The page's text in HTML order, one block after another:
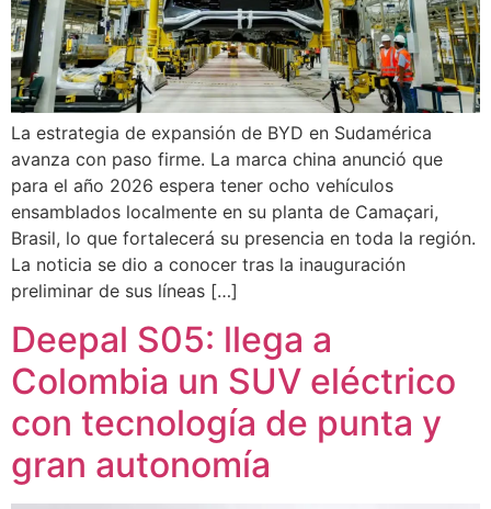
La estrategia de expansión de BYD en Sudamérica
avanza con paso firme. La marca china anunció que
para el año 2026 espera tener ocho vehículos
ensamblados localmente en su planta de Camaçari,
Brasil, lo que fortalecerá su presencia en toda la región.
La noticia se dio a conocer tras la inauguración
preliminar de sus líneas […]
Deepal S05: llega a
Colombia un SUV eléctrico
con tecnología de punta y
gran autonomía